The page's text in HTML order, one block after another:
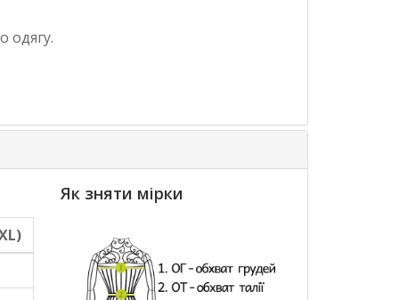
одягу.
Як зняти мірки